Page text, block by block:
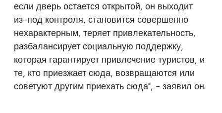
если дверь остается открытой, он выходит
из-под контроля, становится совершенно
нехарактерным, теряет привлекательность,
разбалансирует социальную поддержку,
которая гарантирует привлечение туристов, и
те, кто приезжает сюда, возвращаются или
советуют другим приехать сюда", - заявил он.